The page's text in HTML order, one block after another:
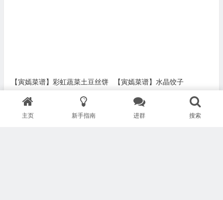
【寅嫣菜谱】彩虹蔬菜土豆丝饼 【寅嫣菜谱】水晶饺子
主页 新手指南 进群 搜索